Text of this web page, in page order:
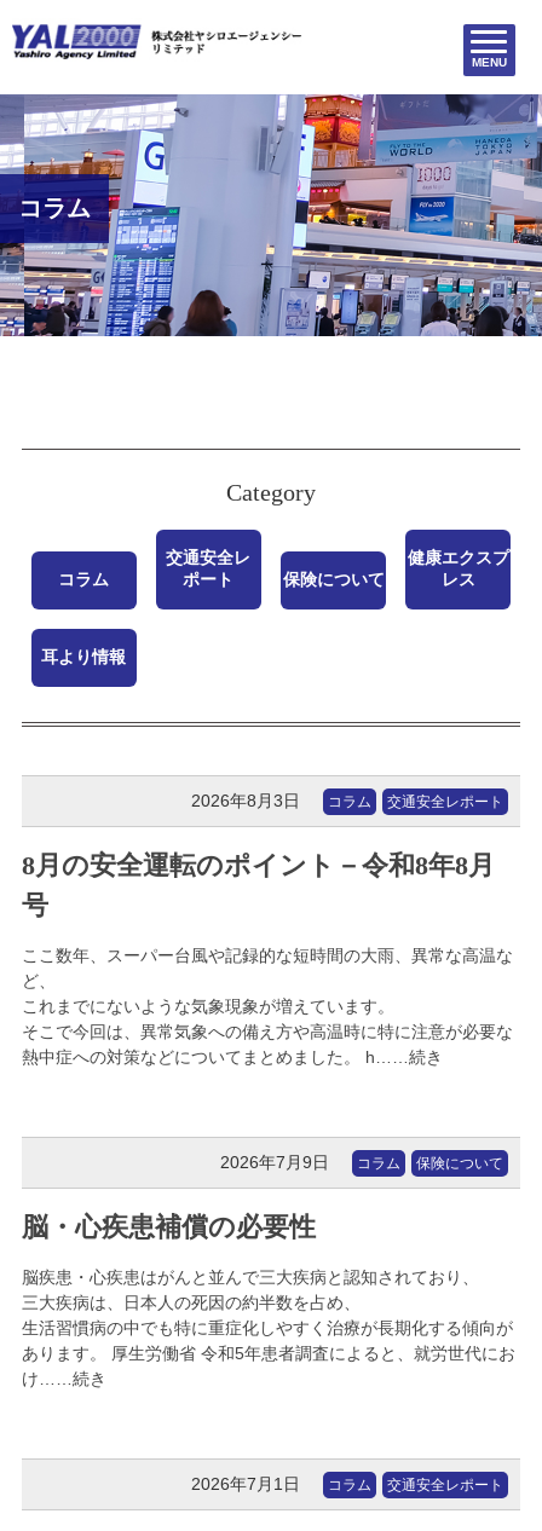
MENU
コラム
Category
コラム
交通安全レ
ポート
保険について
健康エクスプ
レス
耳より情報
2026年8月3日 コラム 交通安全レポート
8月の安全運転のポイント－令和8年8月
号
ここ数年、スーパー台風や記録的な短時間の大雨、異常な高温な
ど、
これまでにないような気象現象が増えています。
そこで今回は、異常気象への備え方や高温時に特に注意が必要な
熱中症への対策などについてまとめました。 h……続き
2026年7月9日 コラム 保険について
脳・心疾患補償の必要性
脳疾患・心疾患はがんと並んで三大疾病と認知されており、
三大疾病は、日本人の死因の約半数を占め、
生活習慣病の中でも特に重症化しやすく治療が長期化する傾向が
あります。 厚生労働省 令和5年患者調査によると、就労世代にお
け……続き
2026年7月1日 コラム 交通安全レポート